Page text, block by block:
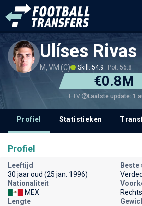
Ulíses
M, VM (C) Skill: 54.9 Pot: 56.8
€0.8M
ETV Laatste update: 1
Profiel Statistieken
Profiel
Leeftijd
30 jaar oud (25 jan. 1996)
Beste
Nationaliteit
MEX
Rechts
Lengte